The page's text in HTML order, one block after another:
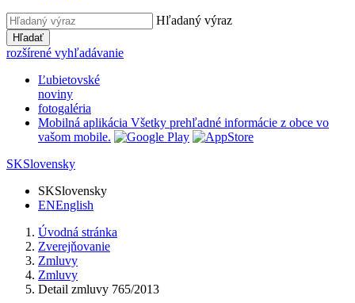
Hľadaný výraz
Hľadať
rozšírené vyhľadávanie
Ľubietovské
noviny
fotogaléria
Mobilná aplikácia Všetky prehľadné informácie z obce vo
vašom mobile.
SKSlovensky
SKSlovensky
ENEnglish
Úvodná stránka
Zverejňovanie
Zmluvy
Zmluvy
Detail zmluvy 765/2013